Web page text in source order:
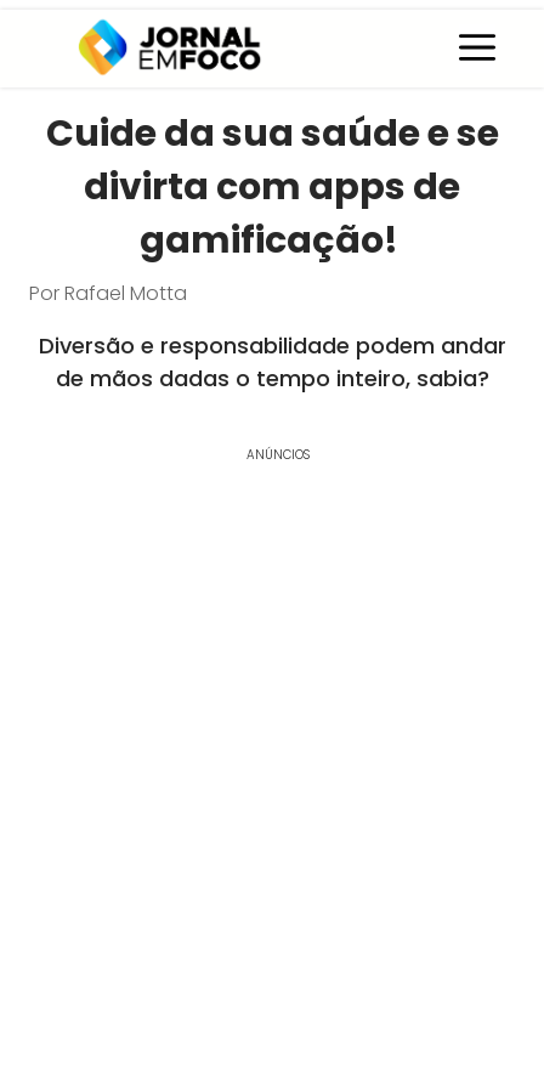
conteúdoCuide da sua saúde e se
divirta com apps de
gamificação!
PorRafael Motta
Diversão e responsabilidade podem andar
de mãos dadas o tempo inteiro, sabia?
ANÚNCIOS